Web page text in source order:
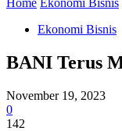
Home Ekonomi Bisnis
Ekonomi Bisnis
BANI Terus
November 19, 2023
0
142